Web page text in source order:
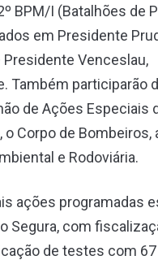
BPM/I (Batalhões de
em Presidente
Presidente Venceslau,
Também participarão
de Ações Especiais
o Corpo de Bombeiros,
e Rodoviária.
ações programadas
Segura, com
de testes com 67